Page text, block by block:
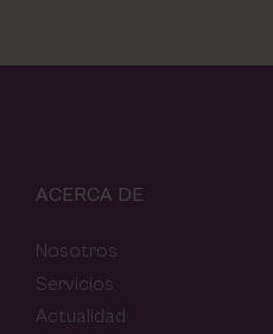
ACERCA DE
Nosotros
Servicios
Actualidad